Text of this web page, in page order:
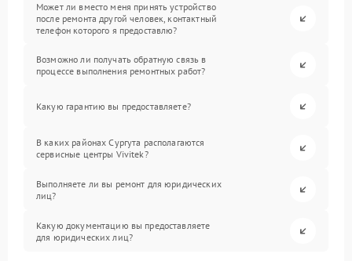
Может ли вместо меня принять устройство
после ремонта другой человек, контактный
телефон которого я предоставлю?
Возможно ли получать обратную связь в
процессе выполнения ремонтных работ?
Какую гарантию вы предоставляете?
В каких районах Сургута располагаются
сервисные центры Vivitek?
Выполняете ли вы ремонт для юридических
лиц?
Какую документацию вы предоставляете
для юридических лиц?